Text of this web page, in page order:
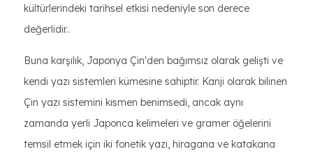
kültürlerindeki tarihsel etkisi nedeniyle son derece
değerlidir..
Buna karşılık, Japonya Çin'den bağımsız olarak gelişti ve
kendi yazı sistemleri kümesine sahiptir. Kanji olarak bilinen
Çin yazı sistemini kısmen benimsedi, ancak aynı
zamanda yerli Japonca kelimeleri ve gramer öğelerini
temsil etmek için iki fonetik yazı, hiragana ve katakana